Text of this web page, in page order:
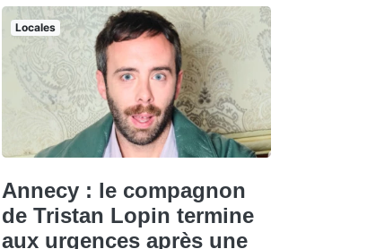
Locales
Annecy : le compagnon
de Tristan Lopin termine
aux urgences après une